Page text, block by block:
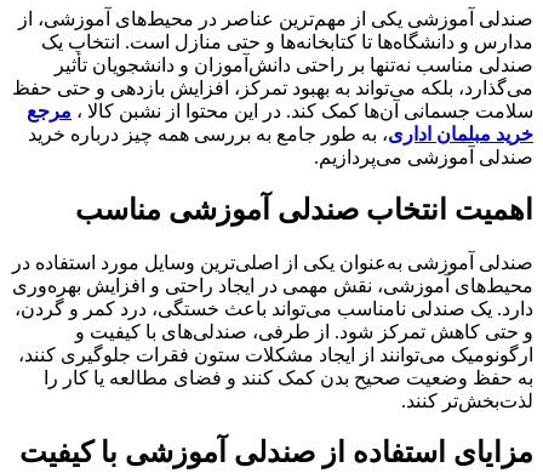
صندلی آموزشی یکی از مهم‌ترین عناصر در محیط‌های آموزشی، از
مدارس و دانشگاه‌ها تا کتابخانه‌ها و حتی منازل است. انتخاب یک
صندلی مناسب نه‌تنها بر راحتی دانش‌آموزان و دانشجویان تأثیر
می‌گذارد، بلکه می‌تواند به بهبود تمرکز، افزایش بازدهی و حتی حفظ
سلامت جسمانی آن‌ها کمک کند. در این محتوا از نشبن کالا ، مرجع
خرید مبلمان اداری، به طور جامع به بررسی همه چیز درباره خرید
صندلی آموزشی می‌پردازیم.
اهمیت انتخاب صندلی آموزشی مناسب
صندلی آموزشی به‌عنوان یکی از اصلی‌ترین وسایل مورد استفاده در
محیط‌های آموزشی، نقش مهمی در ایجاد راحتی و افزایش بهره‌وری
دارد. یک صندلی نامناسب می‌تواند باعث خستگی، درد کمر و گردن،
و حتی کاهش تمرکز شود. از طرفی، صندلی‌های با کیفیت و
ارگونومیک می‌توانند از ایجاد مشکلات ستون فقرات جلوگیری کنند،
به حفظ وضعیت صحیح بدن کمک کنند و فضای مطالعه یا کار را
لذت‌بخش‌تر کنند.
مزایای استفاده از صندلی آموزشی با کیفیت